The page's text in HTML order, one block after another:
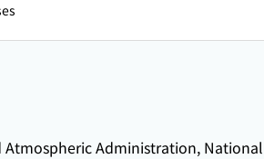
Administration,